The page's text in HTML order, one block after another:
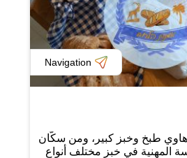
Navigation
طبخ وخبز كبير، ومن سكّان
المهنية في خبز مختلف أنواع